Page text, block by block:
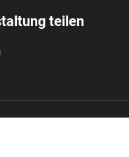
teilen